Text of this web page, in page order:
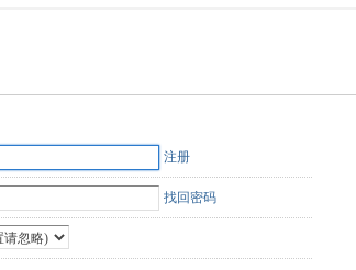
注册
找回密码